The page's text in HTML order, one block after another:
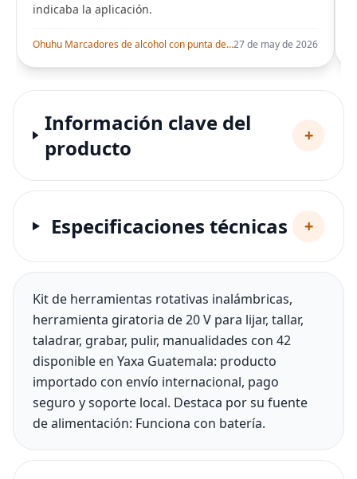
indicaba la aplicación.
Ohuhu Marcadores de alcohol con punta de pincel – Juego de marcadores artísticos de doble punta con certificación AP para artistas adultos27 de may de 2026
Información clave del
producto
+
Especificaciones técnicas +
Kit de herramientas rotativas inalámbricas,
herramienta giratoria de 20 V para lijar, tallar,
taladrar, grabar, pulir, manualidades con 42
disponible en Yaxa Guatemala: producto
importado con envío internacional, pago
seguro y soporte local. Destaca por su fuente
de alimentación: Funciona con batería.